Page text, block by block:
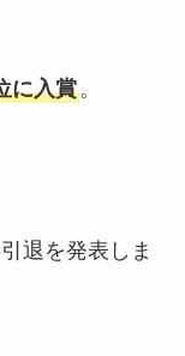
に入賞。
退を発表しま